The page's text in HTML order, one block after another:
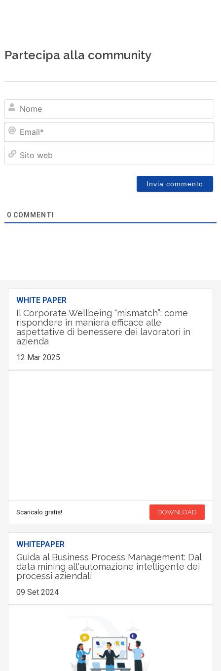
Partecipa alla community
0 COMMENTI
WHITE PAPER
Il Corporate Wellbeing “mismatch”: come
rispondere in maniera efficace alle
aspettative di benessere dei lavoratori in
azienda
12 Mar 2025
Scaricalo gratis! DOWNLOAD
WHITEPAPER
Guida al Business Process Management: Dal
data mining all'automazione intelligente dei
processi aziendali
09 Set 2024